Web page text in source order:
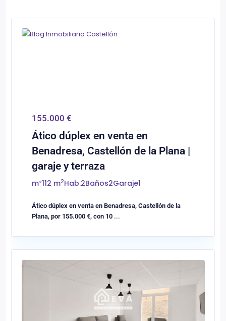
0 Castellón/Castelló
155.000 €
Ático dúplex en venta en
Benadresa, Castellón de la Plana |
garaje y terraza
m²112 m2Hab.2Baños2Garaje1
Ático dúplex en venta en Benadresa, Castellón de la
Plana, por 155.000 €, con 10 ...
0 Almassora/Almazora